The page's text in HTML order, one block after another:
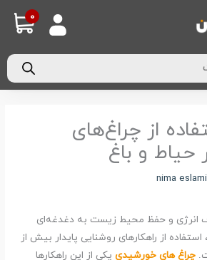
0
از چراغ‌های
و باغ
nima eslami
انرژی و حفظ محیط زیست به دغدغه‌ای
از راهکارهای روشنایی پایدار بیش از
چراغ‌ های خورشیدی یکی از این راهکارها